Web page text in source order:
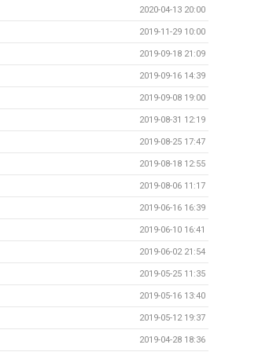
2020-04-13 20:00
2019-11-29 10:00
2019-09-18 21:09
2019-09-16 14:39
2019-09-08 19:00
2019-08-31 12:19
2019-08-25 17:47
2019-08-18 12:55
2019-08-06 11:17
2019-06-16 16:39
2019-06-10 16:41
2019-06-02 21:54
2019-05-25 11:35
2019-05-16 13:40
2019-05-12 19:37
2019-04-28 18:36